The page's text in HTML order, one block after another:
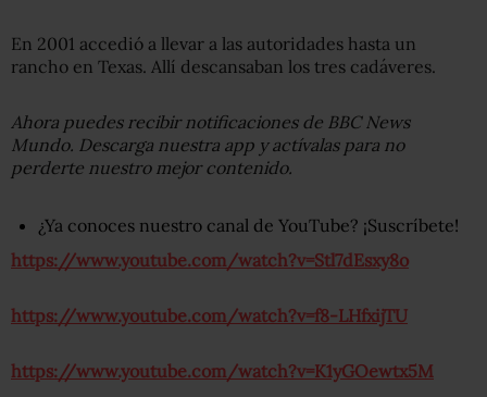
En 2001 accedió a llevar a las autoridades hasta un
rancho en Texas. Allí descansaban los tres cadáveres.
Ahora puedes recibir notificaciones de BBC News
Mundo. Descarga nuestra app y actívalas para no
perderte nuestro mejor contenido.
¿Ya conoces nuestro canal de YouTube? ¡Suscríbete!
https://www.youtube.com/watch?v=Stl7dEsxy8o
https://www.youtube.com/watch?v=f8-LHfxijTU
https://www.youtube.com/watch?v=K1yGOewtx5M